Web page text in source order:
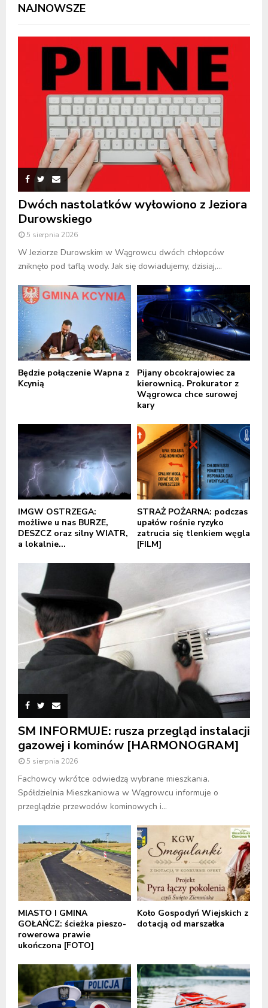
NAJNOWSZE
Dwóch nastolatków wyłowiono z Jeziora
Durowskiego
5 sierpnia 2026
W Jeziorze Durowskim w Wągrowcu dwóch chłopców
zniknęło pod taflą wody. Jak się dowiadujemy, dzisiaj,...
Będzie połączenie Wapna z
Kcynią
Pijany obcokrajowiec za
kierownicą. Prokurator z
Wągrowca chce surowej
kary
IMGW OSTRZEGA:
możliwe u nas BURZE,
DESZCZ oraz silny WIATR,
a lokalnie...
STRAŻ POŻARNA: podczas
upałów rośnie ryzyko
zatrucia się tlenkiem węgla
[FILM]
SM INFORMUJE: rusza przegląd instalacji
gazowej i kominów [HARMONOGRAM]
5 sierpnia 2026
Fachowcy wkrótce odwiedzą wybrane mieszkania.
Spółdzielnia Mieszkaniowa w Wągrowcu informuje o
przeglądzie przewodów kominowych i...
MIASTO I GMINA
GOŁAŃCZ: ścieżka pieszo-
rowerowa prawie
ukończona [FOTO]
Koło Gospodyń Wiejskich z
dotacją od marszałka